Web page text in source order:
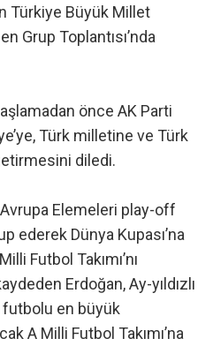
Türkiye Büyük Millet
Grup Toplantısı’nda
önce AK Parti
Türk milletine ve Türk
diledi.
Avrupa Elemeleri play-off
ederek Dünya Kupası’na
Futbol Takımı’nı
Erdoğan, Ay-yıldızlı
futbolu en büyük
A Milli Futbol Takımı’na